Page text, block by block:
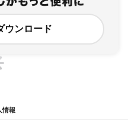
ウンロード
情報